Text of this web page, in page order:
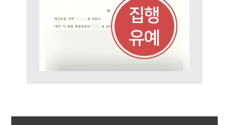
구성원 소개
엔터테인먼트전문변호사
소식/자료